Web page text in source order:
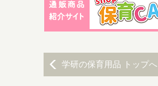
学研の保育用品 トップへ